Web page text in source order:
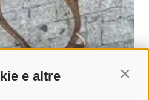
e altre